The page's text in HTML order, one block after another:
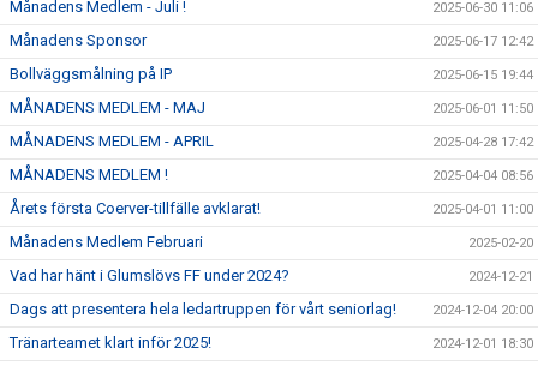
Månadens Medlem - Juli ! 2025-06-30 11:06
Månadens Sponsor 2025-06-17 12:42
Bollväggsmålning på IP 2025-06-15 19:44
MÅNADENS MEDLEM - MAJ 2025-06-01 11:50
MÅNADENS MEDLEM - APRIL 2025-04-28 17:42
MÅNADENS MEDLEM ! 2025-04-04 08:56
Årets första Coerver-tillfälle avklarat! 2025-04-01 11:00
Månadens Medlem Februari 2025-02-20
Vad har hänt i Glumslövs FF under 2024? 2024-12-21
Dags att presentera hela ledartruppen för vårt seniorlag! 2024-12-04 20:00
Tränarteamet klart inför 2025! 2024-12-01 18:30